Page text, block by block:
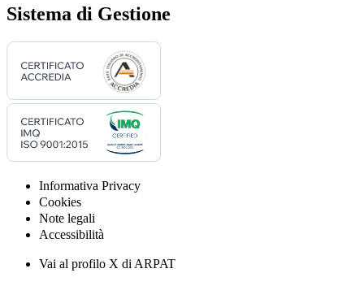
Sistema di Gestione
Informativa Privacy
Cookies
Note legali
Accessibilità
Vai al profilo X di ARPAT